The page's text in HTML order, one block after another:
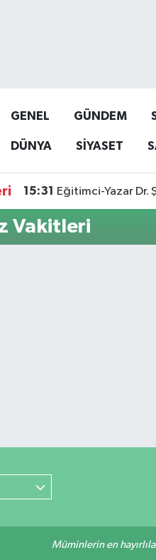
GENEL GÜNDEM
DÜNYA SİYASET
15:31 Eğitimci-Yazar Dr.
Vakitleri
Müminlerin en